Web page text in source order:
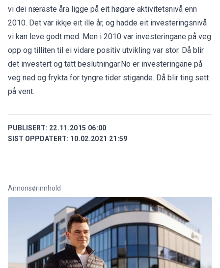
vi dei næraste åra ligge på eit høgare aktivitetsnivå enn
2010. Det var ikkje eit ille år, og hadde eit investeringsnivå
vi kan leve godt med. Men i 2010 var investeringane på veg
opp og tilliten til ei vidare positiv utvikling var stor. Då blir
det investert og tatt beslutningar.No er investeringane på
veg ned og frykta for tyngre tider stigande. Då blir ting sett
på vent.
PUBLISERT: 22.11.2015 06:00
SIST OPPDATERT: 10.02.2021 21:59
Annonsørinnhold